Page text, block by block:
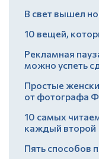
В свет вышел
10 вещей,
Рекламная
можно успеть
Простые
от фотографа
10 самых
каждый второй
Пять способов